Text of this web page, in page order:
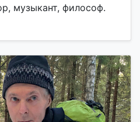
музыкант, философ.